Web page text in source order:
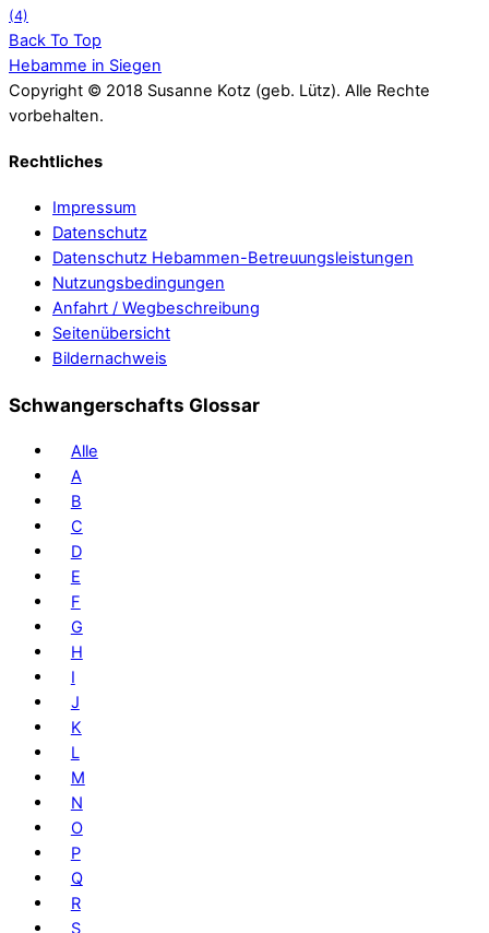
(4)
Back To Top
Hebamme in Siegen
Copyright © 2018 Susanne Kotz (geb. Lütz). Alle Rechte
vorbehalten.
Rechtliches
Impressum
Datenschutz
Datenschutz Hebammen-Betreuungsleistungen
Nutzungsbedingungen
Anfahrt / Wegbeschreibung
Seitenübersicht
Bildernachweis
Schwangerschafts Glossar
Alle
A
B
C
D
E
F
G
H
I
J
K
L
M
N
O
P
Q
R
S